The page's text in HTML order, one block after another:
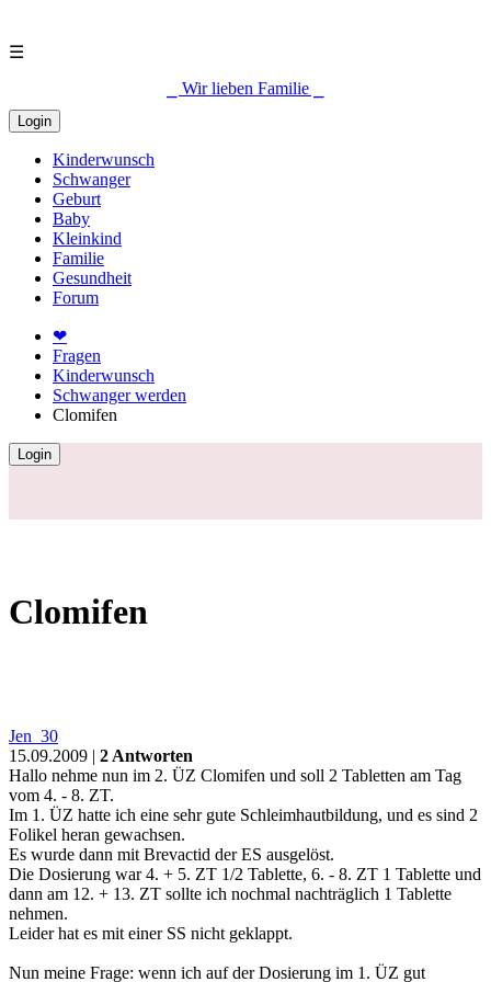
☰
⎯ Wir lieben Familie ⎯
Login
Kinderwunsch
Schwanger
Geburt
Baby
Kleinkind
Familie
Gesundheit
Forum
❤
Fragen
Kinderwunsch
Schwanger werden
Clomifen
Login
Clomifen
Jen_30
15.09.2009 | 2 Antworten
Hallo nehme nun im 2. ÜZ Clomifen und soll 2 Tabletten am Tag
vom 4. - 8. ZT.
Im 1. ÜZ hatte ich eine sehr gute Schleimhautbildung, und es sind 2
Folikel heran gewachsen.
Es wurde dann mit Brevactid der ES ausgelöst.
Die Dosierung war 4. + 5. ZT 1/2 Tablette, 6. - 8. ZT 1 Tablette und
dann am 12. + 13. ZT sollte ich nochmal nachträglich 1 Tablette
nehmen.
Leider hat es mit einer SS nicht geklappt.
Nun meine Frage: wenn ich auf der Dosierung im 1. ÜZ gut